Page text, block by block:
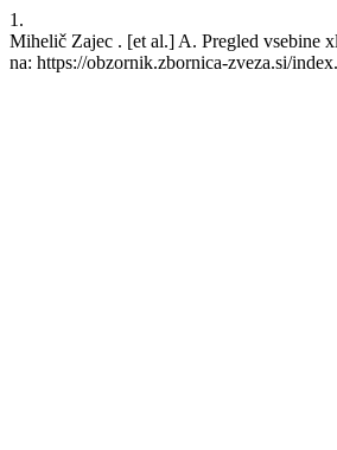
1.
Mihelič Zajec . [et al.] A. Pregled vsebine
na: https://obzornik.zbornica-zveza.si/